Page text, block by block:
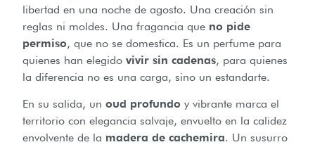
libertad en una noche de agosto. Una creación sin
reglas ni moldes. Una fragancia que no pide
permiso, que no se domestica. Es un perfume para
quienes han elegido vivir sin cadenas, para quienes
la diferencia no es una carga, sino un estandarte.
En su salida, un oud profundo y vibrante marca el
territorio con elegancia salvaje, envuelto en la calidez
envolvente de la madera de cachemira. Un susurro